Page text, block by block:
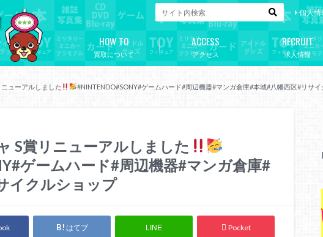
個人
買取について
HOW TO
アクセス
ACCESS
求人情報
RECRUIT
ューアルしました #NINTENDO#SONY#ゲームハード#周辺機器#マンガ倉庫#本城#八幡西区#リサ
S賞リニューアルしました
ゲームハード#周辺機器#マンガ倉庫#
イクルショップ
はてブ LINE Pocket